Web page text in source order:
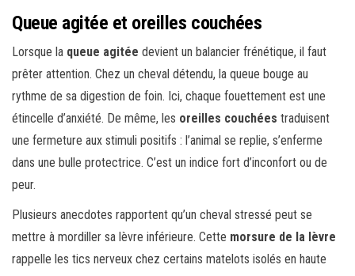
Queue agitée et oreilles couchées
Lorsque la queue agitée devient un balancier frénétique, il faut
prêter attention. Chez un cheval détendu, la queue bouge au
rythme de sa digestion de foin. Ici, chaque fouettement est une
étincelle d’anxiété. De même, les oreilles couchées traduisent
une fermeture aux stimuli positifs : l’animal se replie, s’enferme
dans une bulle protectrice. C’est un indice fort d’inconfort ou de
peur.
Plusieurs anecdotes rapportent qu’un cheval stressé peut se
mettre à mordiller sa lèvre inférieure. Cette morsure de la lèvre
rappelle les tics nerveux chez certains matelots isolés en haute